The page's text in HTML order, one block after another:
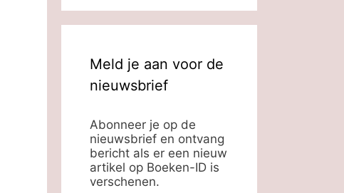
Meld je aan voor de
nieuwsbrief
Abonneer je op de
nieuwsbrief en ontvang
bericht als er een nieuw
artikel op Boeken-ID is
verschenen.